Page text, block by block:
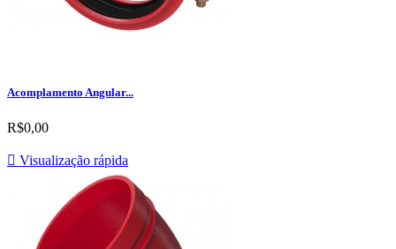
Acomplamento Angular...
R$0,00
 Visualização rápida